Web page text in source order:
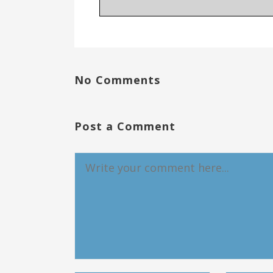
No Comments
Post a Comment